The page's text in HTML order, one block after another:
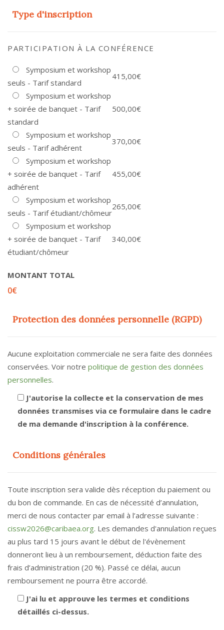
Type d'inscription
PARTICIPATION À LA CONFÉRENCE
Symposium et workshop
seuls - Tarif standard
415,00€
Symposium et workshop
+ soirée de banquet - Tarif
standard
500,00€
Symposium et workshop
seuls - Tarif adhérent
370,00€
Symposium et workshop
+ soirée de banquet - Tarif
adhérent
455,00€
Symposium et workshop
seuls - Tarif étudiant/chômeur
265,00€
Symposium et workshop
+ soirée de banquet - Tarif
étudiant/chômeur
340,00€
MONTANT TOTAL
0€
Protection des données personnelle (RGPD)
Aucune exploitation commerciale ne sera faite des données
conservées. Voir notre politique de gestion des données
personnelles.
J'autorise la collecte et la conservation de mes
données transmises via ce formulaire dans le cadre
de ma demande d'inscription à la conférence.
Conditions générales
Toute inscription sera valide dès réception du paiement ou
du bon de commande. En cas de nécessité d’annulation,
merci de nous contacter par email à l’adresse suivante :
cissw2026@caribaea.org. Les demandes d'annulation reçues
au plus tard 15 jours avant le début de l'évènement
donneront lieu à un remboursement, déduction faite des
frais d’administration (20 %). Passé ce délai, aucun
remboursement ne pourra être accordé.
J'ai lu et approuve les termes et conditions
détaillés ci-dessus.